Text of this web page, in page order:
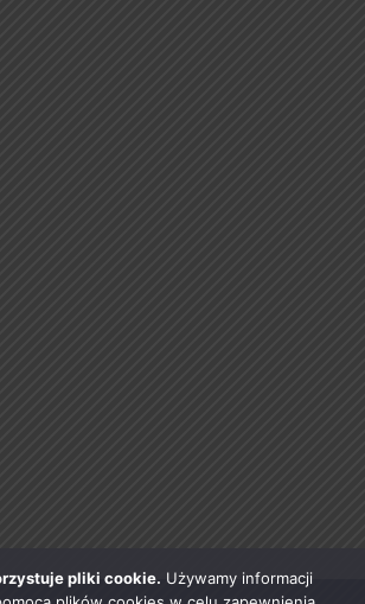
pliki cookie. Używamy informacji